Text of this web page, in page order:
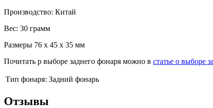
Производство: Китай
Вес: 30 грамм
Размеры 76 х 45 х 35 мм
Почитать р выборе заднего фонаря можно в статье о выборе
Тип фонаря: Задний фонарь
Отзывы